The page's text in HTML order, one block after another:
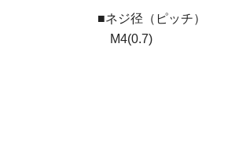
■ネジ径（ピッチ）
M4(0.7)